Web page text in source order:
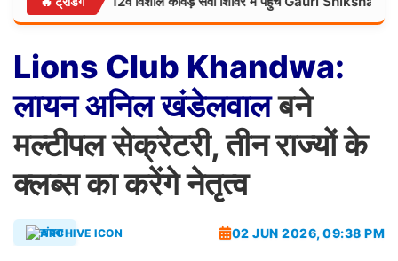
Lions Club Khandwa:
लायन अनिलखंडेलवालबने
मल्टीपल सेक्रेटरी, तीन राज्यों के
क्लब्स का करेंगे नेतृत्व
खंडवा 02 JUN 2026, 09:38 PM